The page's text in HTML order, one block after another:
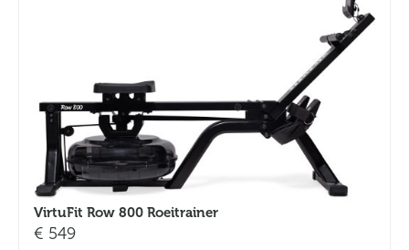
VirtuFit Row 800 Roeitrainer
€ 549